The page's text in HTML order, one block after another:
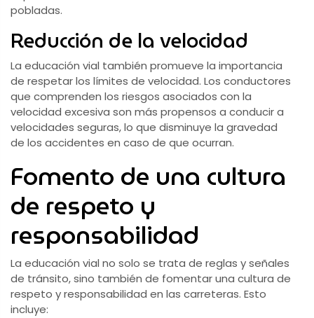
pobladas.
Reducción de la velocidad
La educación vial también promueve la importancia
de respetar los límites de velocidad. Los conductores
que comprenden los riesgos asociados con la
velocidad excesiva son más propensos a conducir a
velocidades seguras, lo que disminuye la gravedad
de los accidentes en caso de que ocurran.
Fomento de una cultura
de respeto y
responsabilidad
La educación vial no solo se trata de reglas y señales
de tránsito, sino también de fomentar una cultura de
respeto y responsabilidad en las carreteras. Esto
incluye: